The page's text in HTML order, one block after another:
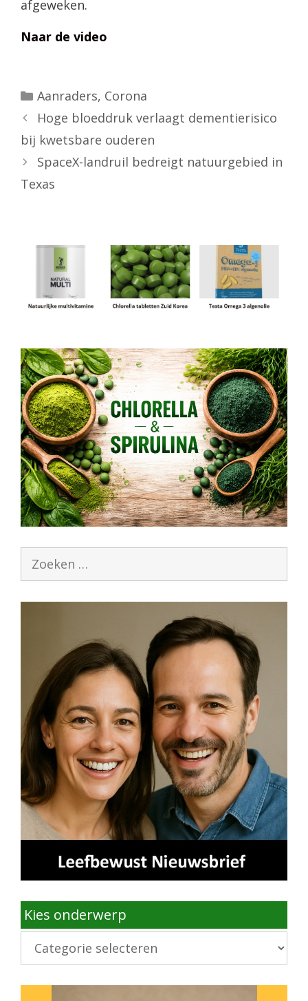
afgeweken.
Naar de video
Categorieën
Aanraders, Corona
Hoge bloeddruk verlaagt dementierisico
bij kwetsbare ouderen
SpaceX-landruil bedreigt natuurgebied in
Texas
Zoek
Kies onderwerp
Kies
onderwerp